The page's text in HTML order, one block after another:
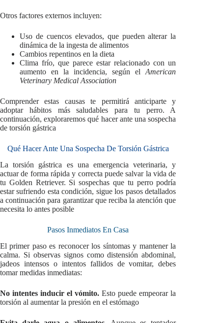
Otros factores externos incluyen:
Uso de cuencos elevados, que pueden alterar la
dinámica de la ingesta de alimentos
Cambios repentinos en la dieta
Clima frío, que parece estar relacionado con un
aumento en la incidencia, según elAmerican
Veterinary Medical Association
Comprender estas causas te permitirá anticiparte y
adoptar hábitos más saludables para tu perro. A
continuación, exploraremos qué hacer ante una sospecha
de torsión gástrica
Qué Hacer Ante Una Sospecha De Torsión Gástrica
La torsión gástrica es una emergencia veterinaria, y
actuar de forma rápida y correcta puede salvar la vida de
tu Golden Retriever. Si sospechas que tu perro podría
estar sufriendo esta condición, sigue los pasos detallados
a continuación para garantizar que reciba la atención que
necesita lo antes posible
Pasos Inmediatos En Casa
El primer paso es reconocer los síntomas y mantener la
calma. Si observas signos como distensión abdominal,
jadeos intensos o intentos fallidos de vomitar, debes
tomar medidas inmediatas:
No intentes inducir el vómito. Esto puede empeorar la
torsión al aumentar la presión en el estómago